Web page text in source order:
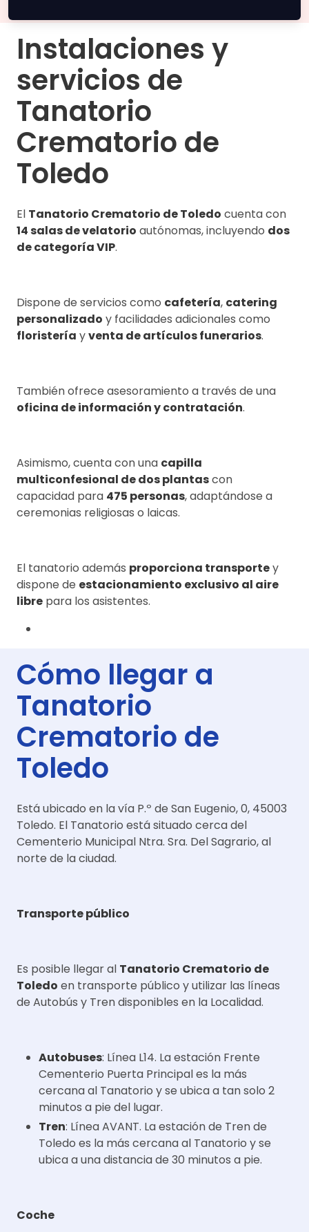
Instalaciones y
servicios de
Tanatorio
Crematorio de
Toledo
El Tanatorio Crematorio de Toledo cuenta con
14 salas de velatorio autónomas, incluyendo dos
de categoría VIP.
Dispone de servicios como cafetería, catering
personalizado y facilidades adicionales como
floristería yventa de artículos funerarios.
También ofrece asesoramiento a través de una
oficina de información y contratación.
Asimismo, cuenta con una capilla
multiconfesional de dos plantascon
capacidad para 475 personas, adaptándose a
ceremonias religiosas o laicas.
El tanatorio además proporciona transportey
dispone de estacionamiento exclusivo al aire
libre para los asistentes.
Cómo llegar a
Tanatorio
Crematorio de
Toledo
Está ubicado en la vía P.º de San Eugenio, 0, 45003
Toledo. El Tanatorio está situado cerca del
Cementerio Municipal Ntra. Sra. Del Sagrario, al
norte de la ciudad.
Transporte público
Es posible llegar al Tanatorio Crematorio de
Toledo en transporte público y utilizar las líneas
de Autobús y Tren disponibles en la Localidad.
Autobuses: Línea L14. La estación Frente
Cementerio Puerta Principal es la más
cercana al Tanatorio y se ubica a tan solo 2
minutos a pie del lugar.
Tren: Línea AVANT. La estación de Tren de
Toledo es la más cercana al Tanatorio y se
ubica a una distancia de 30 minutos a pie.
Coche